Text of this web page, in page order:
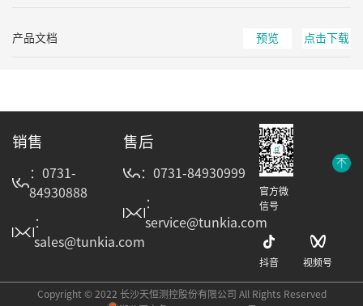
产品文档 预览 点击下载
销售
：0731-
84930888
：
sales@tunkia.com
售后
：0731-84930999
：
service@tunkia.com
官方微
信号
抖音 视频号
Copyright © 2022 长沙天恒测控股份有限公司 All Rights Reserved